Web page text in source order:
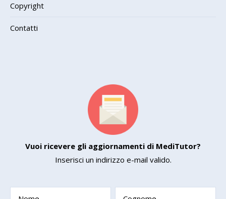
Copyright
Contatti
Vuoi ricevere gli aggiornamenti di MediTutor?
Inserisci un indirizzo e-mail valido.